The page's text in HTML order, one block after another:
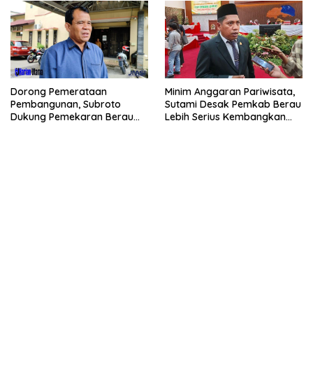
Dorong Pemerataan
Pembangunan, Subroto
Dukung Pemekaran Berau
Minim Anggaran Pariwisata,
Sutami Desak Pemkab Berau
Lebih Serius Kembangkan